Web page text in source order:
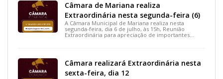
Câmara de Mariana realiza
Extraordinária nesta segunda-feira (6)
A Câmara Municipal de Mariana realiza nesta
segunda-feira, dia 6 de julho, às 15h, Reunião
Extraordinária para apreciação de importantes
Câmara realizará Extraordinária nesta
sexta-feira, dia 12